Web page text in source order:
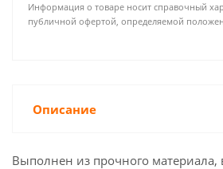
Информация о товаре носит справочный
публичной офертой, определяемой
Описание
Выполнен из прочного материала,